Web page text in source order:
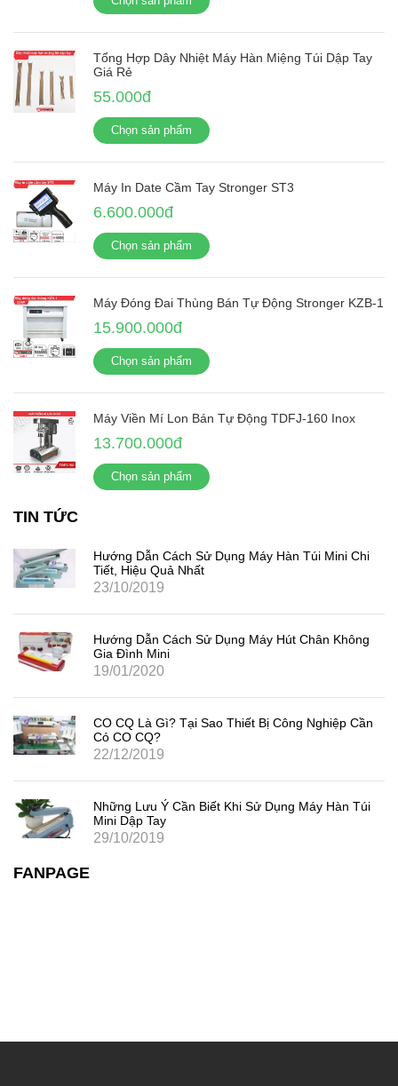
Tổng Hợp Dây Nhiệt Máy Hàn Miệng Túi Dập Tay
Giá Rẻ
55.000đ
Chọn sản phẩm
Máy In Date Cầm Tay Stronger ST3
6.600.000đ
Chọn sản phẩm
Máy Đóng Đai Thùng Bán Tự Động Stronger KZB-1
15.900.000đ
Chọn sản phẩm
Máy Viền Mí Lon Bán Tự Động TDFJ-160 Inox
13.700.000đ
Chọn sản phẩm
TIN TỨC
Hướng Dẫn Cách Sử Dụng Máy Hàn Túi Mini Chi
Tiết, Hiệu Quả Nhất
23/10/2019
Hướng Dẫn Cách Sử Dụng Máy Hút Chân Không
Gia Đình Mini
19/01/2020
CO CQ Là Gì? Tại Sao Thiết Bị Công Nghiệp Cần
Có CO CQ?
22/12/2019
Những Lưu Ý Cần Biết Khi Sử Dụng Máy Hàn Túi
Mini Dập Tay
29/10/2019
FANPAGE